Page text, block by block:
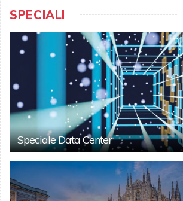
SPECIALI
Speciale Data Center